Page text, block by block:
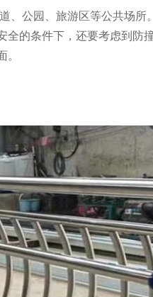
、公园、旅游区等公共场
全的条件下，还要考虑到防
。